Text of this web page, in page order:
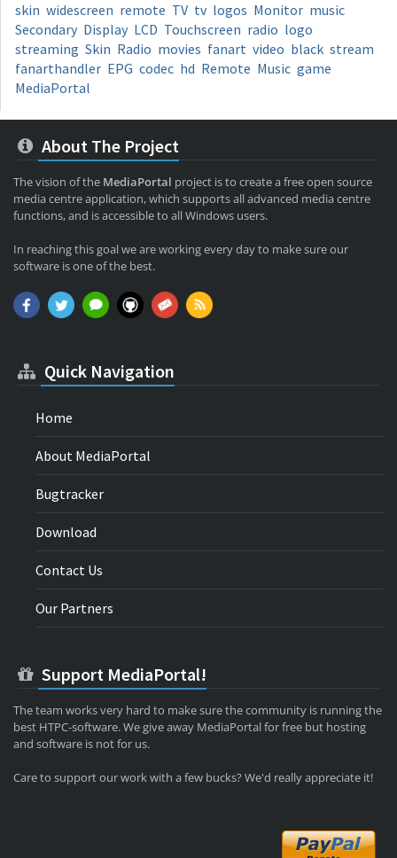
skin widescreen remote TV tv logos Monitor music
Secondary Display LCD Touchscreen radio logo
streaming Skin Radio movies fanart video black stream
fanarthandler EPG codec hd Remote Music game
MediaPortal
About The Project
The vision of the MediaPortal project is to create a free open source
media centre application, which supports all advanced media centre
functions, and is accessible to all Windows users.
In reaching this goal we are working every day to make sure our
software is one of the best.
Quick Navigation
Home
About MediaPortal
Bugtracker
Download
Contact Us
Our Partners
Support MediaPortal!
The team works very hard to make sure the community is running the
best HTPC-software. We give away MediaPortal for free but hosting
and software is not for us.
Care to support our work with a few bucks? We'd really appreciate it!